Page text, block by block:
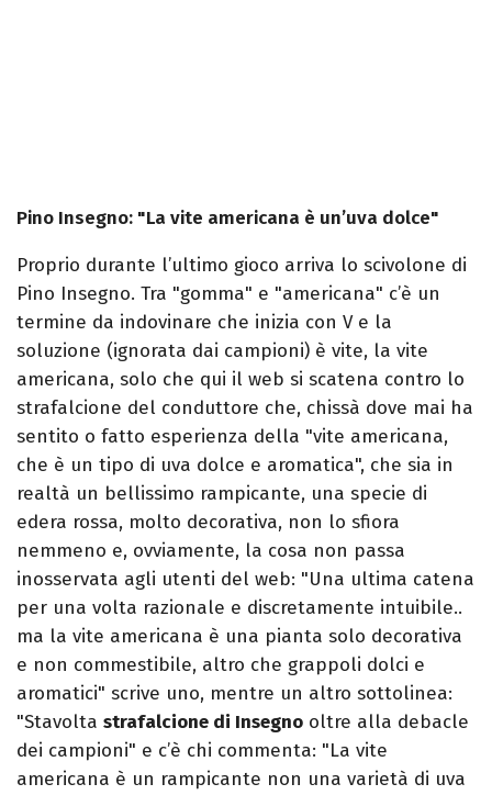
Pino Insegno: "La vite americana è un’uva dolce"
Proprio durante l’ultimo gioco arriva lo scivolone di
Pino Insegno. Tra "gomma" e "americana" c’è un
termine da indovinare che inizia con V e la
soluzione (ignorata dai campioni) è vite, la vite
americana, solo che qui il web si scatena contro lo
strafalcione del conduttore che, chissà dove mai ha
sentito o fatto esperienza della "vite americana,
che è un tipo di uva dolce e aromatica", che sia in
realtà un bellissimo rampicante, una specie di
edera rossa, molto decorativa, non lo sfiora
nemmeno e, ovviamente, la cosa non passa
inosservata agli utenti del web: "Una ultima catena
per una volta razionale e discretamente intuibile..
ma la vite americana è una pianta solo decorativa
e non commestibile, altro che grappoli dolci e
aromatici" scrive uno, mentre un altro sottolinea:
"Stavolta strafalcione di Insegno oltre alla debacle
dei campioni" e c’è chi commenta: "La vite
americana è un rampicante non una varietà di uva